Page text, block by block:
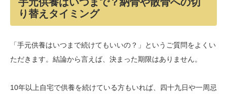
り替えタイミング
「手元供養はいつまで続けてもいいの？」というご質問をよくい
ただきます。結論から言えば、決まった期限はありません。
10年以上自宅で供養を続けている方もいれば、四十九日や一周忌